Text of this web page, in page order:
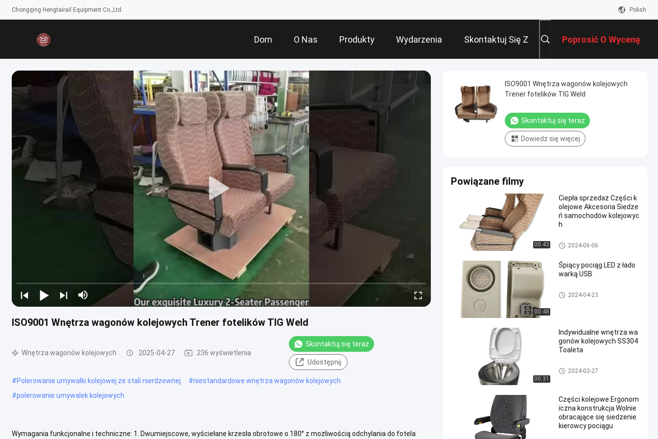
Chongqing Hengtairail Equipment Co.,Ltd. Polish
Dom O Nas Produkty Wydarzenia Skontaktuj Się Z
Nami
Poprosić O Wycenę
ISO9001 Wnętrza wagonów kolejowych Trener fotelików TIG Weld
Wnętrza wagonów kolejowych 2025-04-27 236 wyświetlenia
Skontaktuj się teraz
Udostępnij
#Polerowanie umywalki kolejowej ze stali nierdzewnej #niestandardowe wnętrza wagonów kolejowych
#polerowanie umywalek kolejowych
Wymagania funkcjonalne i techniczne: 1. Dwumiejscowe, wyściełane krzesła obrotowe o 180° z możliwością odchylania do fotela
ISO9001 Wnętrza wagonów kolejowych
Trener fotelików TIG Weld
Skontaktuj się teraz
Dowiedz się więcej
Powiązane filmy
00:43
Ciepła sprzedaż Części k
olejowe Akcesoria Siedze
ń samochodów kolejowyc
h
Wnętrza wagonów kolejowych
2024-06-06
00:48
Śpiący pociąg LED z łado
warką USB
Wnętrza wagonów kolejowych
2024-04-23
00:31
Indywidualne wnętrza wa
gonów kolejowych SS304
Toaleta
Wnętrza wagonów kolejowych
2024-03-27
Części kolejowe Ergonom
iczna konstrukcja Wolnie
obracające się siedzenie
kierowcy pociągu